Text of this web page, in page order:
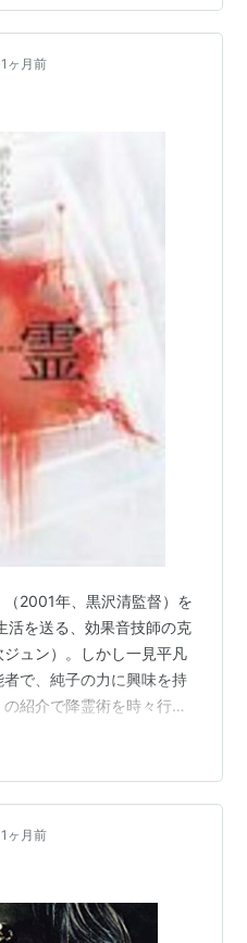
りました。放漫財政にな
ったからです。 今になっ
しました。先週末に片山
から原案も修正するそう
1ヶ月前
2001年、黒沢清監督）を
活を送る、効果音技師の克
ュン）。しかし一見平凡
で、純子の力に興味を持
紹介で降霊術を時々行っ
女誘拐事件が起こる。 本
れたが、出来が良すぎて
祷師の哀川翔よりも亀頭
していた事にニヤリとし
度も指摘するが、やはりホ
1ヶ月前